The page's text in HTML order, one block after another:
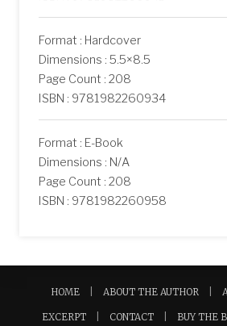
Format : Hardcover
Dimensions : 5.5×8.5
Page Count : 208
ISBN : 9781982260934
Format : E-Book
Dimensions : N/A
Page Count : 208
ISBN : 9781982260958
HOME ABOUT THE AUTHOR
EXCERPT CONTACT BUY THE